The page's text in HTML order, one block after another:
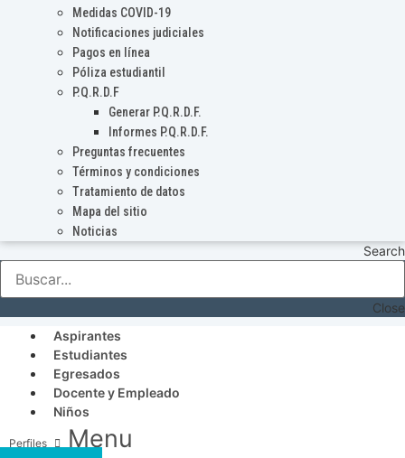
Medidas COVID-19
Notificaciones judiciales
Pagos en línea
Póliza estudiantil
P.Q.R.D.F
Generar P.Q.R.D.F.
Informes P.Q.R.D.F.
Preguntas frecuentes
Términos y condiciones
Tratamiento de datos
Mapa del sitio
Noticias
Search
Close
Aspirantes
Estudiantes
Egresados
Docente y Empleado
Niños
Menu